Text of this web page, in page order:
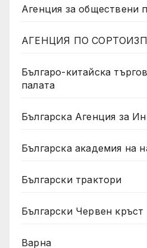
Агенция за обществени
АГЕНЦИЯ ПО
Българо-китайска
палата
Българска Агенция за
Българска академия на
Български трактори
Български Червен кръст
Варна